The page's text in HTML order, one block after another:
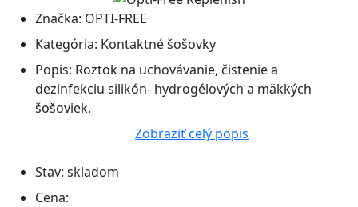
Značka: OPTI-FREE
Kategória: Kontaktné šošovky
Popis: Roztok na uchovávanie, čistenie a
dezinfekciu silikón- hydrogélových a mäkkých
šošoviek.
Zobraziť celý popis
Stav: skladom
Cena: